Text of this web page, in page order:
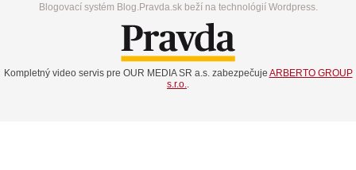
Blogovací systém Blog.Pravda.sk beží na technológií Wordpress.
Kompletný video servis pre OUR MEDIA SR a.s. zabezpečuje ARBERTO GROUP
s.r.o.